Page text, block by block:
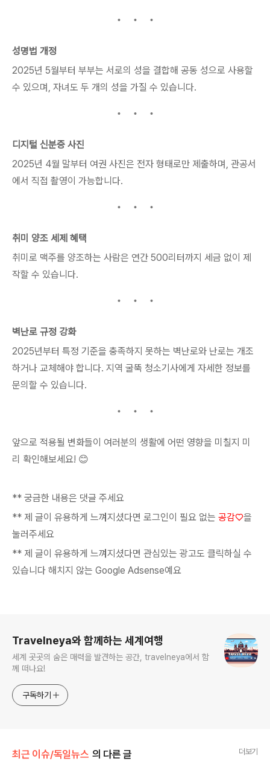
성명법 개정
2025년 5월부터 부부는 서로의 성을 결합해 공동 성으로 사용할
수 있으며, 자녀도 두 개의 성을 가질 수 있습니다.
디지털 신분증 사진
2025년 4월 말부터 여권 사진은 전자 형태로만 제출하며, 관공서
에서 직접 촬영이 가능합니다.
취미 양조 세제 혜택
취미로 맥주를 양조하는 사람은 연간 500리터까지 세금 없이 제
작할 수 있습니다.
벽난로 규정 강화
2025년부터 특정 기준을 충족하지 못하는 벽난로와 난로는 개조
하거나 교체해야 합니다. 지역 굴뚝 청소기사에게 자세한 정보를
문의할 수 있습니다.
앞으로 적용될 변화들이 여러분의 생활에 어떤 영향을 미칠지 미
리 확인해보세요! 😊
** 궁금한 내용은 댓글 주세요
** 제 글이 유용하게 느껴지셨다면 로그인이 필요 없는 공감♡을
눌러주세요
** 제 글이 유용하게 느껴지셨다면 관심있는 광고도 클릭하실 수
있습니다 해치지 않는 Google Adsense예요
Travelneya와 함께하는 세계여행
세계 곳곳의 숨은 매력을 발견하는 공간, travelneya에서 함
께 떠나요!
구독하기
최근 이슈/독일뉴스 의 다른 글 더보기